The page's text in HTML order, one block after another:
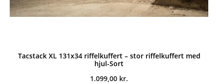
Tacstack XL 131x34 riffelkuffert – stor riffelkuffert med
hjul-Sort
1.099,00 kr.